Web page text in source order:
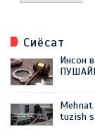
Сиёсат
Инсон
tuzish